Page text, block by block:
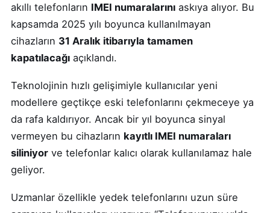
akıllı telefonların IMEI numaralarını askıya alıyor. Bu
kapsamda 2025 yılı boyunca kullanılmayan
cihazların 31 Aralık itibarıyla tamamen
kapatılacağı açıklandı.
Teknolojinin hızlı gelişimiyle kullanıcılar yeni
modellere geçtikçe eski telefonlarını çekmeceye ya
da rafa kaldırıyor. Ancak bir yıl boyunca sinyal
vermeyen bu cihazların kayıtlı IMEI numaraları
siliniyor ve telefonlar kalıcı olarak kullanılamaz hale
geliyor.
Uzmanlar özellikle yedek telefonlarını uzun süre